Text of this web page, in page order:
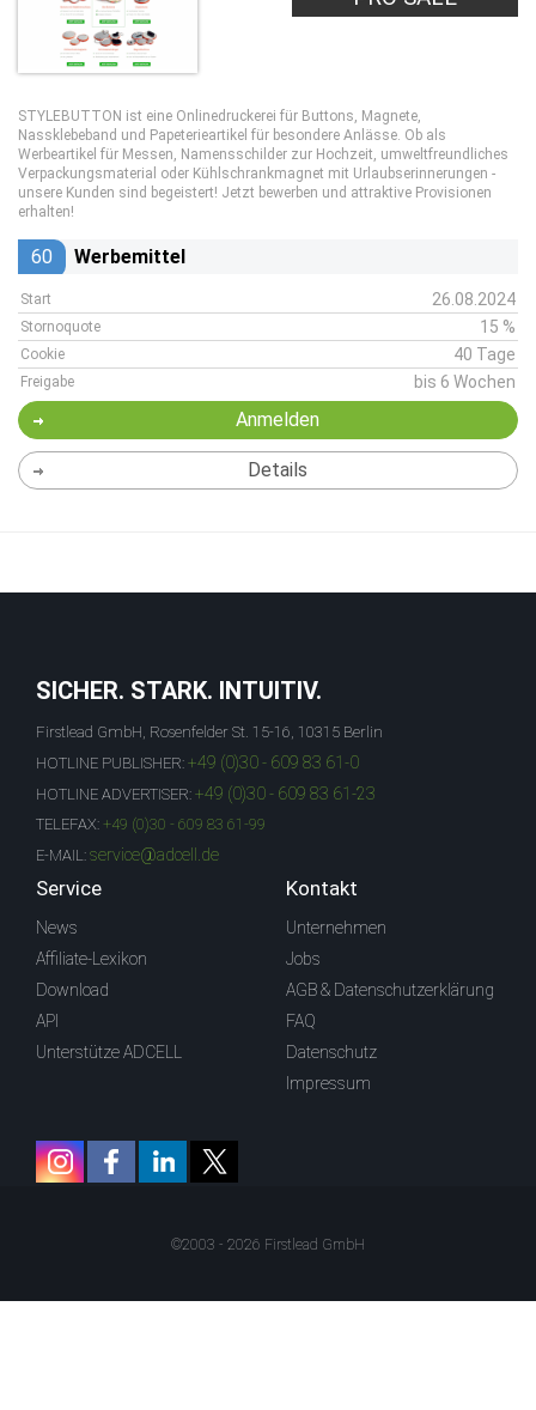
STYLEBUTTON ist eine Onlinedruckerei für Buttons, Magnete,
Nassklebeband und Papeterieartikel für besondere Anlässe. Ob als
Werbeartikel für Messen, Namensschilder zur Hochzeit, umweltfreundliches
Verpackungsmaterial oder Kühlschrankmagnet mit Urlaubserinnerungen -
unsere Kunden sind begeistert! Jetzt bewerben und attraktive Provisionen
erhalten!
60 Werbemittel
Start 26.08.2024
Stornoquote 15 %
Cookie 40 Tage
Freigabe bis 6 Wochen
Anmelden
Details
SICHER. STARK. INTUITIV.
Firstlead GmbH, Rosenfelder St. 15-16, 10315 Berlin
HOTLINE PUBLISHER: +49 (0)30 - 609 83 61-0
HOTLINE ADVERTISER: +49 (0)30 - 609 83 61-23
TELEFAX: +49 (0)30 - 609 83 61-99
E-MAIL: service@adcell.de
Service
News
Affiliate-Lexikon
Download
API
Unterstütze ADCELL
Kontakt
Unternehmen
Jobs
AGB & Datenschutzerklärung
FAQ
Datenschutz
Impressum
©2003 - 2026 Firstlead GmbH